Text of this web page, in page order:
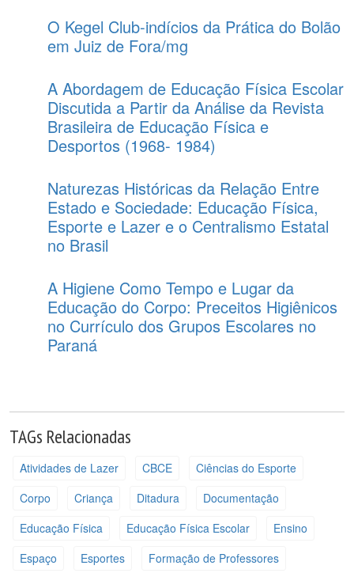
O Kegel Club-indícios da Prática do Bolão
em Juiz de Fora/mg
A Abordagem de Educação Física Escolar
Discutida a Partir da Análise da Revista
Brasileira de Educação Física e
Desportos (1968- 1984)
Naturezas Históricas da Relação Entre
Estado e Sociedade: Educação Física,
Esporte e Lazer e o Centralismo Estatal
no Brasil
A Higiene Como Tempo e Lugar da
Educação do Corpo: Preceitos Higiênicos
no Currículo dos Grupos Escolares no
Paraná
TAGs Relacionadas
Atividades de Lazer CBCE
Ciências do Esporte
Corpo
Criança Ditadura
Documentação
Educação Física
Educação Física Escolar
Ensino
Espaço
Esportes
Formação de Professores